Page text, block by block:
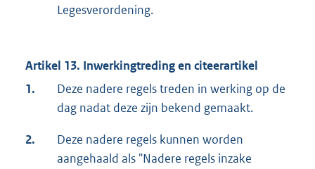
Legesverordening.
Artikel 13. Inwerkingtreding en citeerartikel
1.
Deze nadere regels treden in werking op de
dag nadat deze zijn bekend gemaakt.
2.
Deze nadere regels kunnen worden
aangehaald als "Nadere regels inzake